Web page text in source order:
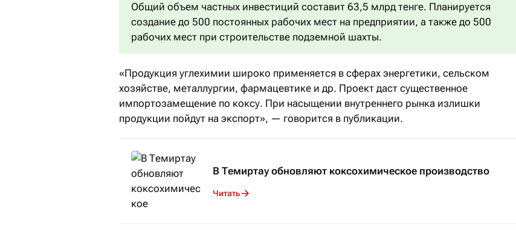
Общий объем частных инвестиций составит 63,5 млрд тенге. Планируется
создание до 500 постоянных рабочих мест на предприятии, а также до 500
рабочих мест при строительстве подземной шахты.
«Продукция углехимии широко применяется в сферах энергетики, сельском
хозяйстве, металлургии, фармацевтике и др. Проект даст существенное
импортозамещение по коксу. При насыщении внутреннего рынка излишки
продукции пойдут на экспорт», — говорится в публикации.
В Темиртау обновляют коксохимическое производство
Читать